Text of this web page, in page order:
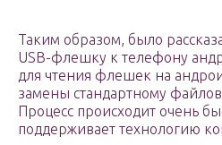
Таким образом, было
USB-флешку к телефону
для чтения флешек на
замены стандартному
Процесс происходит очень
поддерживает технологию